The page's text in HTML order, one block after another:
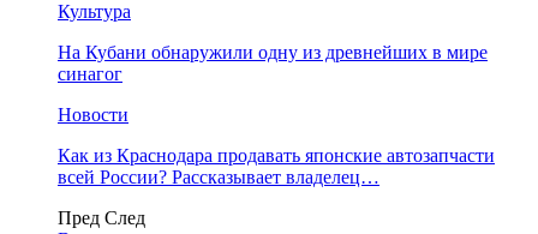
Культура
На Кубани обнаружили одну из древнейших в мире
синагог
Новости
Как из Краснодара продавать японские автозапчасти
всей России? Рассказывает владелец…
Пред След